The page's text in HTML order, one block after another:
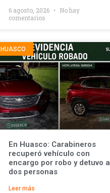
6 agosto, 2026
No hay
comentarios
HUASCO
En Huasco: Carabineros
recuperó vehículo con
encargo por robo y detuvo a
dos personas
Leer más